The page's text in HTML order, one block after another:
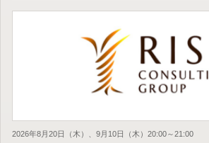
2026年8月20日（木）、9月10日（木）20:00～21:00